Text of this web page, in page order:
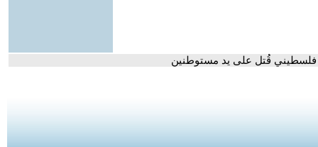
فلسطيني قُتل على يد مستوطنين